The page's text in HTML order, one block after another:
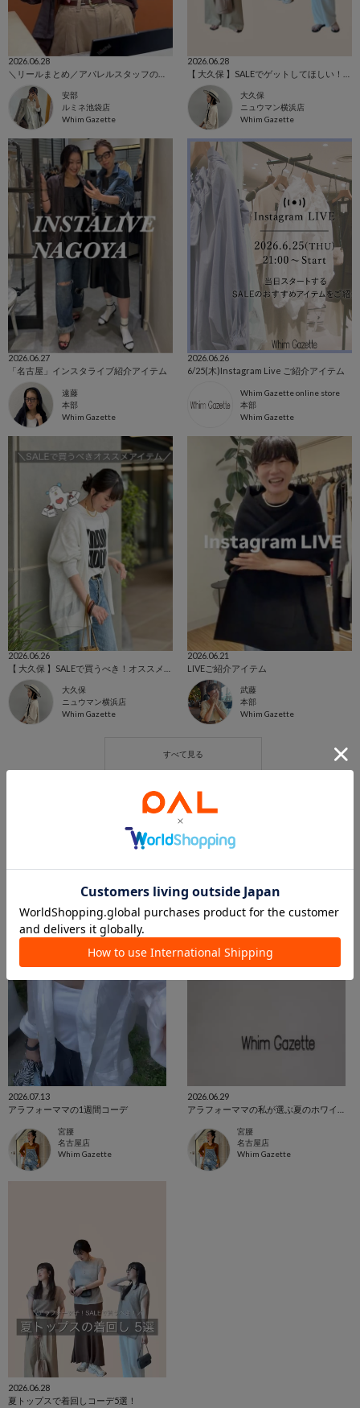
2026.06.28
安部
ルミネ池袋店
Whim Gazette
2026.06.28
大久保
ニュウマン横浜店
Whim Gazette
2026.06.27
「名古屋」インスタライブ紹介アイテム
遠藤
本部
Whim Gazette
2026.06.26
6/25(木)Instagram Live ご紹介アイテム
Whim Gazette online store
本部
Whim Gazette
2026.06.26
大久保
ニュウマン横浜店
Whim Gazette
2026.06.21
LIVEご紹介アイテム
武藤
本部
Whim Gazette
2026.07.13
アラフォーママの1週間コーデ
宮腰
名古屋店
Whim Gazette
2026.06.29
宮腰
名古屋店
Whim Gazette
2026.06.28
夏トップスで着回しコーデ5選！